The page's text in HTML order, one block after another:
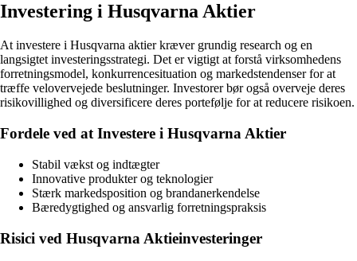
Investering i Husqvarna Aktier
At investere i Husqvarna aktier kræver grundig research og en
langsigtet investeringsstrategi. Det er vigtigt at forstå virksomhedens
forretningsmodel, konkurrencesituation og markedstendenser for at
træffe velovervejede beslutninger. Investorer bør også overveje deres
risikovillighed og diversificere deres portefølje for at reducere risikoen.
Fordele ved at Investere i Husqvarna Aktier
Stabil vækst og indtægter
Innovative produkter og teknologier
Stærk markedsposition og brandanerkendelse
Bæredygtighed og ansvarlig forretningspraksis
Risici ved Husqvarna Aktieinvesteringer